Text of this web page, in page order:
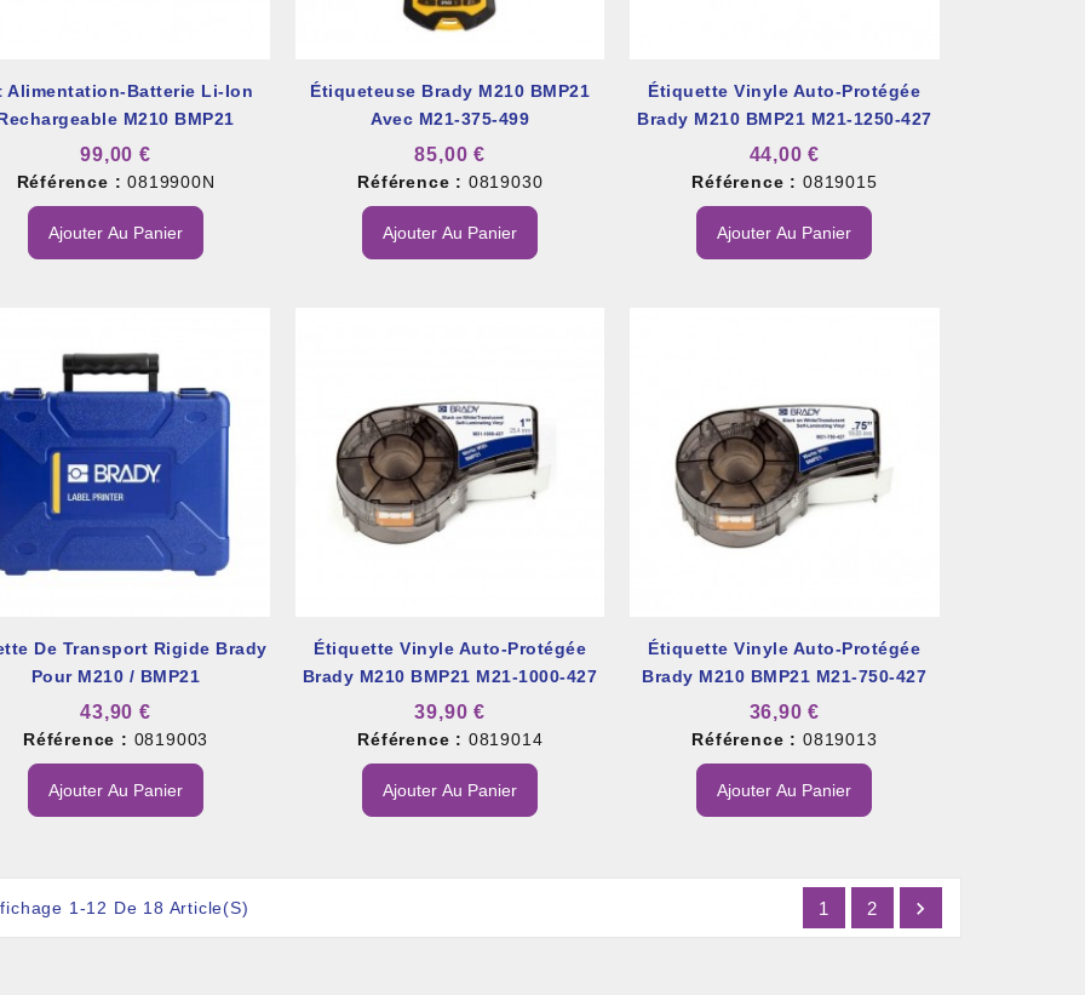
Alimentation-Batterie Li-Ion
M210 BMP21
99,00 €
Référence : 0819900N
Ajouter Au Panier
Étiqueteuse Brady M210 BMP21
Avec M21-375-499
85,00 €
Référence : 0819030
Ajouter Au Panier
Étiquette Vinyle Auto-Protégée
Brady M210 BMP21 M21-1250-427
44,00 €
Référence : 0819015
Ajouter Au Panier
De Transport Rigide Brady
Pour M210 / BMP21
43,90 €
Référence : 0819003
Ajouter Au Panier
Étiquette Vinyle Auto-Protégée
Brady M210 BMP21 M21-1000-427
39,90 €
Référence : 0819014
Ajouter Au Panier
Étiquette Vinyle Auto-Protégée
Brady M210 BMP21 M21-750-427
36,90 €
Référence : 0819013
Ajouter Au Panier
1-12 De 18 Article(s) 1 2 